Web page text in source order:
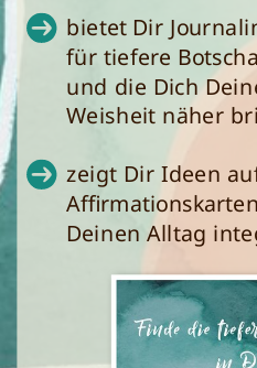
bietet Dir
für tiefere
und die Dich
Weisheit näher
zeigt Dir Ideen
Deinen Alltag